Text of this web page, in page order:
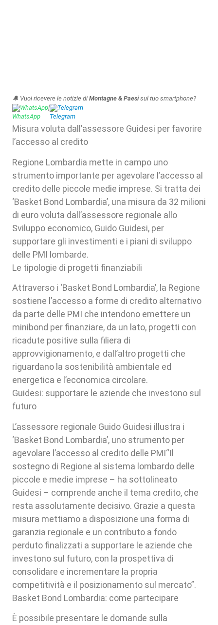
🔔 Vuoi ricevere le notizie di Montagne & Paesisul tuo smartphone?
WhatsApp| Telegram
Misura voluta dall’assessore Guidesi per favorire
l’accesso al credito
Regione Lombardia mette in campo uno
strumento importante per agevolare l’accesso al
credito delle piccole medie imprese. Si tratta dei
‘Basket Bond Lombardia’, una misura da 32 milioni
di euro voluta dall’assessore regionale allo
Sviluppo economico, Guido Guidesi, per
supportare gli investimenti e i piani di sviluppo
delle PMI lombarde.
Le tipologie di progetti finanziabili
Attraverso i ‘Basket Bond Lombardia’, la Regione
sostiene l’accesso a forme di credito alternativo
da parte delle PMI che intendono emettere un
minibond per finanziare, da un lato, progetti con
ricadute positive sulla filiera di
approvvigionamento, e dall’altro progetti che
riguardano la sostenibilità ambientale ed
energetica e l’economica circolare.
Guidesi: supportare le aziende che investono sul
futuro
L’assessore regionale Guido Guidesi illustra i
‘Basket Bond Lombardia’, uno strumento per
agevolare l’accesso al credito delle PMI“Il
sostegno di Regione al sistema lombardo delle
piccole e medie imprese – ha sottolineato
Guidesi – comprende anche il tema credito, che
resta assolutamente decisivo. Grazie a questa
misura mettiamo a disposizione una forma di
garanzia regionale e un contributo a fondo
perduto finalizzati a supportare le aziende che
investono sul futuro, con la prospettiva di
consolidare e incrementare la propria
competitività e il posizionamento sul mercato”.
Basket Bond Lombardia: come partecipare
È possibile presentare le domande sulla